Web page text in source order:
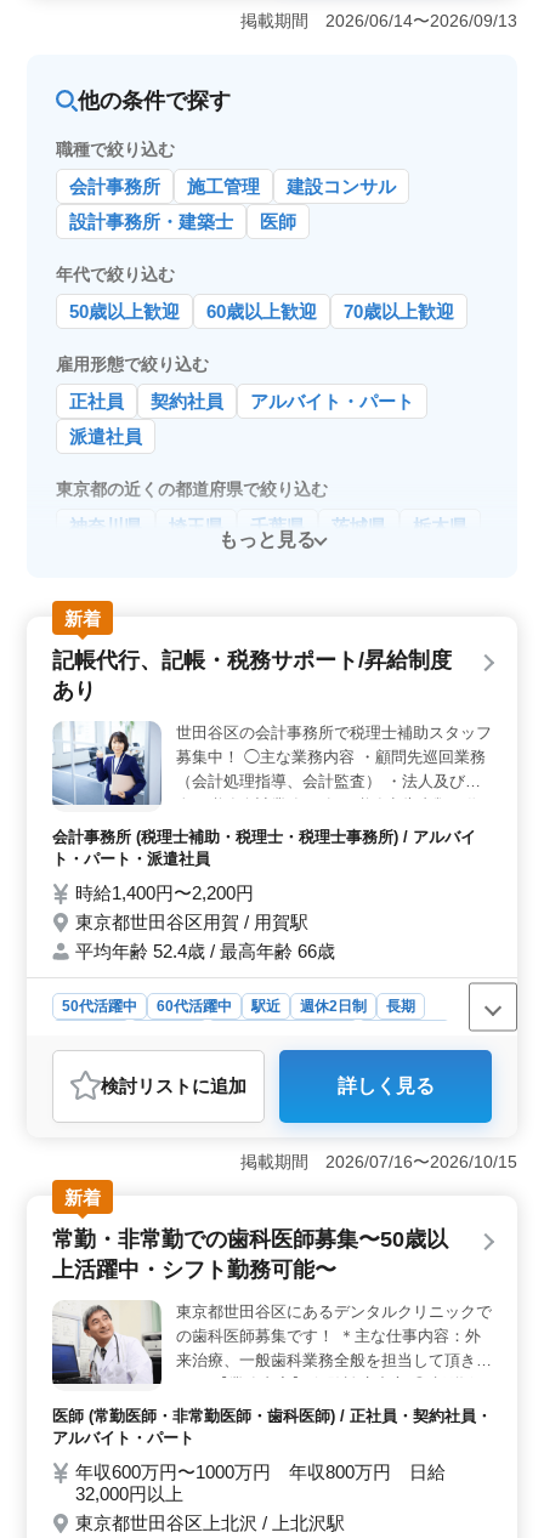
る業務を通じて、これまでの経験を活かせます。バイタ
ルチェックからターミナルケアまで、包括的な看護を提
する方に最適です。また、中高年活躍中の職場で
保険完備など福利厚生面も充実しております。安心して
働ける環境が整っています。
掲載期間 2026/06/14〜2026/09/13
他の条件で探す
職種で絞り込む
会計事務所 施工管理
建設コンサル
設計事務所・建築士
医師
年代で絞り込む
50歳以上歓迎 60歳以上歓迎 70歳以上歓迎
雇用形態で絞り込む
正社員 契約社員
アルバイト・パート
派遣社員
東京都の近くの都道府県で絞り込む
神奈川県 埼玉県 千葉県 茨城県 栃木県
もっと見る
新着
記帳代行、記帳・税務サポート/昇給制度
あり
世田谷区の会計事務所で税理士補助スタッフ
募集中！ ◯主な業務内容 ・顧問先巡回業務
（会計処理指導、会計監査） ・法人及び個
成及び税務相談業務 ・会社設立、事業承継
等のサポート ・相続対策～相続税申告業務
いる企業です。 ぜひ今までの経験を活かし
て頂ける方のご応募お待ちしております。
＊賞与制度あり ＊昇給制度あり ＊駅チカ ＊
50歳以上活躍中 ＊60歳以上活躍中
会計事務所 (税理士補助・税理士・税理士事務所) / アルバイ
ト・パート・派遣社員
時給1,400円〜2,200円
東京都世田谷区用賀 / 用賀駅
平均年齢 52.4歳 / 最高年齢 66歳
50代活躍中 60代活躍中 駅近 週休2日制
長期
おすすめポイント
＜経験を活かして働ける環境＞ 会計事務所での経験が必
須ですが、年数は問われないため、幅広いキャリアの方
が応募可能です。現在シニア世代のスタッフも多く活躍
しており、特にベテラン層の方が働きやすい環境が整っ
ています。 ＜充実したワークライフバランス＞ 駅近
くの職場で、アクセスの良さが魅力。週3～5日勤務で、
土日祝休みの週休2日制を採用しており、長期で安定した
働き方ができます。夏季や年末年始の休暇もあり、プラ
イベートとの両立が可能です。 ＜昇給・賞与でやり
がいアップ＞ 時給は高水準で、昇給制度も整っていま
す。さらに賞与もあるため、努力がしっかりと評価さ
れ、長期的に収入アップが見込めます。
検討リスト に追加 詳しく見る
掲載期間 2026/07/16〜2026/10/15
新着
常勤・非常勤での歯科医師募集〜50歳以
上活躍中・シフト勤務可能〜
東京都世田谷区にあるデンタルクリニックで
の歯科医師募集です！ ＊主な仕事内容：外
来治療、一般歯科業務全般を担当して頂きま
◎歯科検診 ◎口の中全般の診療、治療 ◎歯
や歯周病の治療 ◎予防歯科 ◎口腔ケアや審
います) ＊勤務日相談可能（その他備考） ＊
50代、60代歓迎 ＊女医歓迎 ＊自費診療経験
者、インプラント経験者も歓迎 ＊交通費全
医師 (常勤医師・非常勤医師・歯科医師) / 正社員・契約社員・
アルバイト・パート
年収600万円〜1000万円 年収800万円 日給
32,000円以上
東京都世田谷区上北沢 / 上北沢駅